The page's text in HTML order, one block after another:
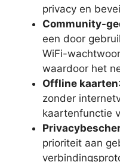
privacy en
Community-
een door
WiFi-
waardoor het
Offline kaarten
zonder
kaartenfunctie
prioriteit aan